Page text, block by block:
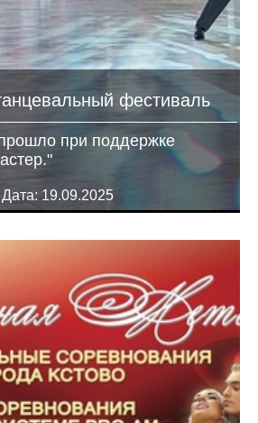
фестиваль
при поддержке
19.09.2025